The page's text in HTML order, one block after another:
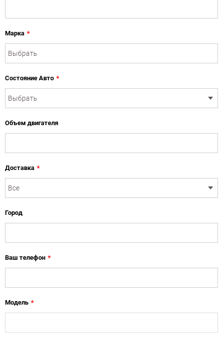
Марка *
Состояние Авто *
Объем двигателя
Доставка *
Город
Ваш телефон *
Модель *